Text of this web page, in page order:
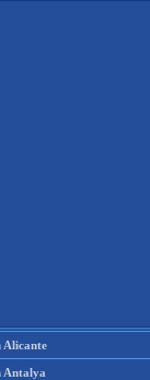
Alicante
Antalya